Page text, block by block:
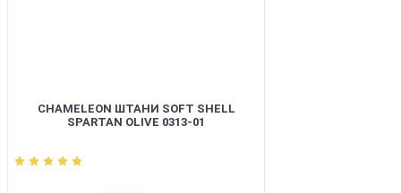
CHAMELEON ШТАНИ SOFT SHELL
SPARTAN OLIVE 0313-01